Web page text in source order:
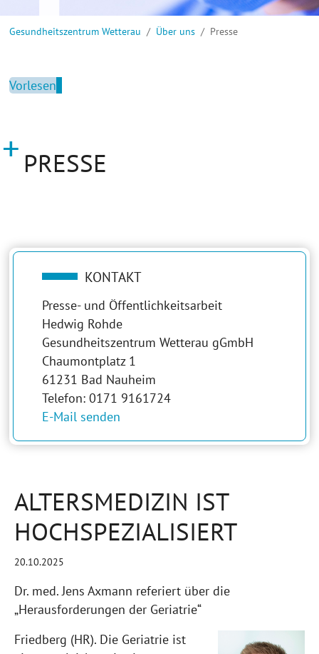
Gesundheitszentrum Wetterau Über uns Presse
Vorlesen
PRESSE
KONTAKT
Presse- und Öffentlichkeitsarbeit
Hedwig Rohde
Gesundheitszentrum Wetterau gGmbH
Chaumontplatz 1
61231 Bad Nauheim
Telefon: 0171 9161724
E-Mail senden
ALTERSMEDIZIN IST
HOCHSPEZIALISIERT
20.10.2025
Dr. med. Jens Axmann referiert über die
„Herausforderungen der Geriatrie“
Friedberg (HR). Die Geriatrie ist